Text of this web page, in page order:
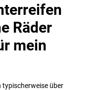
Räder
mein
typischerweise über